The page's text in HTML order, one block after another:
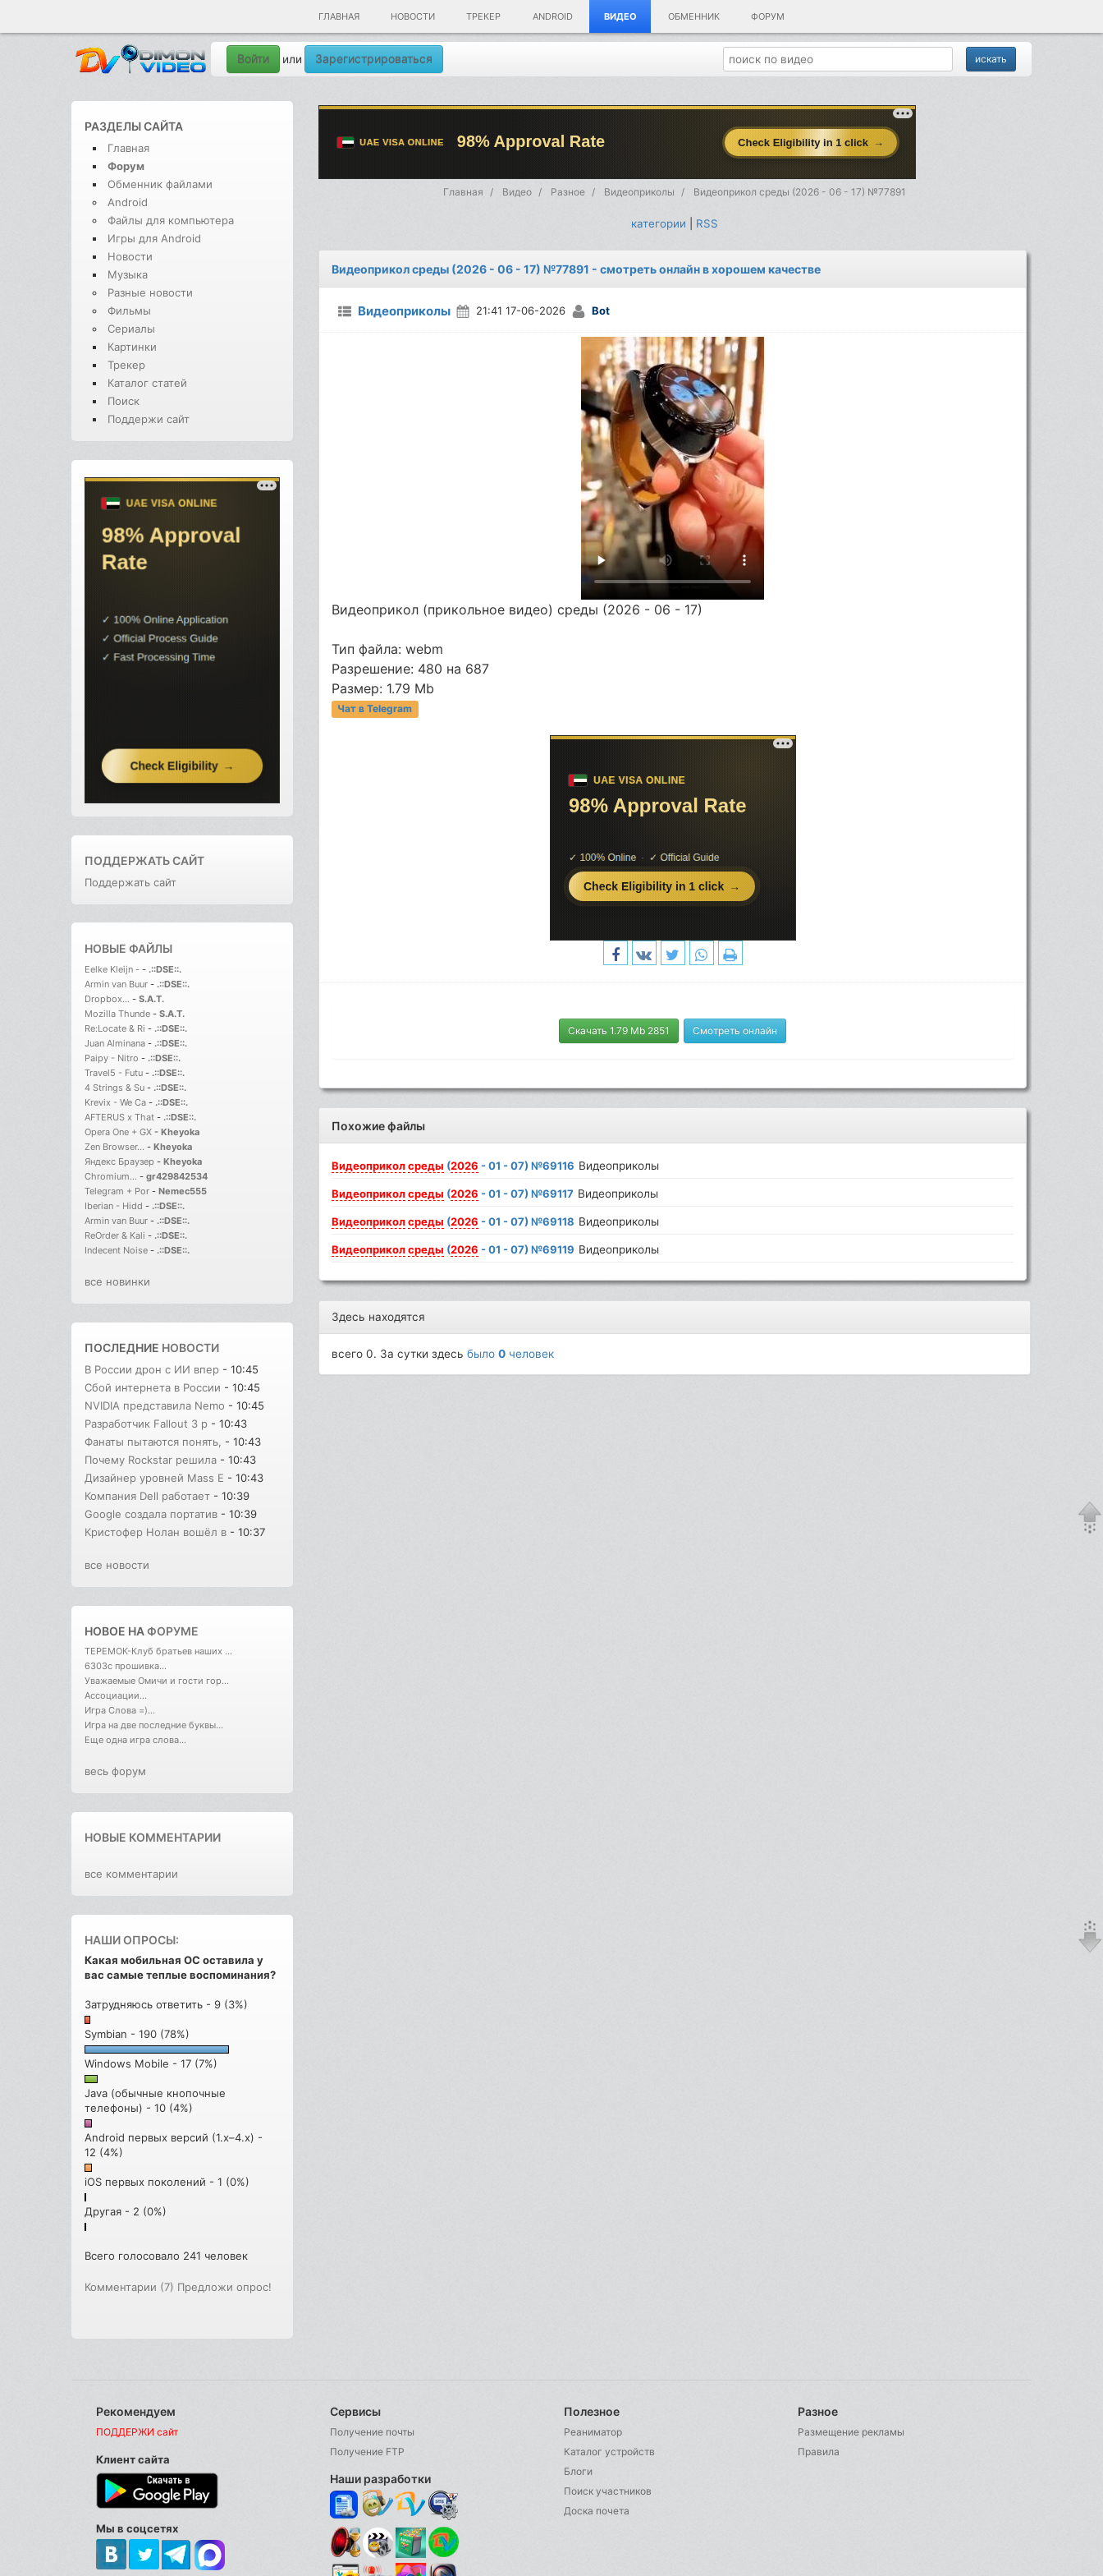
ГЛАВНАЯ НОВОСТИ ТРЕКЕР ANDROID ВИДЕО ОБМЕННИК ФОРУМ
Войти или Зарегистрироваться
РАЗДЕЛЫ САЙТА
Главная
Форум
Обменник файлами
Android
Файлы для компьютера
Игры для Android
Новости
Музыка
Разные новости
Фильмы
Сериалы
Картинки
Трекер
Каталог статей
Поиск
Поддержи сайт
ПОДДЕРЖАТЬ САЙТ
Поддержать сайт
НОВЫЕ ФАЙЛЫ
Eelke Kleijn - - .::DSE::.
Armin van Buur - .::DSE::.
Dropbox... - S.A.T.
Mozilla Thunde - S.A.T.
Re:Locate & Ri - .::DSE::.
Juan Alminana - .::DSE::.
Paipy - Nitro - .::DSE::.
Travel5 - Futu - .::DSE::.
4 Strings & Su - .::DSE::.
Krevix - We Ca - .::DSE::.
AFTERUS x That - .::DSE::.
Opera One + GX - Kheyoka
Zen Browser... - Kheyoka
Яндекс Браузер - Kheyoka
Chromium... - gr429842534
Telegram + Por - Nemec555
Iberian - Hidd - .::DSE::.
Armin van Buur - .::DSE::.
ReOrder & Kali - .::DSE::.
Indecent Noise - .::DSE::.
все новинки
ПОСЛЕДНИЕ НОВОСТИ
В России дрон с ИИ впер - 10:45
Сбой интернета в России - 10:45
NVIDIA представила Nemo - 10:45
Разработчик Fallout 3 р - 10:43
Фанаты пытаются понять, - 10:43
Почему Rockstar решила - 10:43
Дизайнер уровней Mass E - 10:43
Компания Dell работает - 10:39
Google создала портатив - 10:39
Кристофер Нолан вошёл в - 10:37
все новости
НОВОЕ НАФОРУМЕ
ТЕРЕМОК-Клуб братьев наших ...
6303с прошивка...
Уважаемые Омичи и гости гор...
Ассоциации...
Игра Слова =)...
Игра на две последние буквы...
Еще одна игра слова...
весь форум
НОВЫЕ КОММЕНТАРИИ
все комментарии
НАШИ ОПРОСЫ:
Какая мобильная ОС оставила у
вас самые теплые воспоминания?
Затрудняюсь ответить - 9 (3%)
Symbian - 190 (78%)
Windows Mobile - 17 (7%)
Java (обычные кнопочные
телефоны) - 10 (4%)
Android первых версий (1.x–4.x) -
12 (4%)
iOS первых поколений - 1 (0%)
Другая - 2 (0%)
Всего голосовало 241 человек
Комментарии (7) Предложи опрос!
Главная Видео Разное Видеоприколы Видеоприкол среды (2026 - 06 - 17) №77891
категории RSS
Видеоприкол среды (2026 - 06 - 17) №77891 - смотреть онлайн в хорошем качестве
Видеоприколы 21:41 17-06-2026 Bot
Видеоприкол (прикольное видео) среды (2026 - 06 - 17)
Тип файла: webm
Разрешение: 480 на 687
Размер: 1.79 Mb
Чат в Telegram
Скачать 1.79 Mb 2851 Смотреть онлайн
Похожие файлы
Видеоприколсреды (2026 - 01 - 07) №69116 Видеоприколы
Видеоприколсреды (2026 - 01 - 07) №69117 Видеоприколы
Видеоприколсреды (2026 - 01 - 07) №69118 Видеоприколы
Видеоприколсреды (2026 - 01 - 07) №69119 Видеоприколы
Здесь находятся
всего 0. За сутки здесьбыло0 человек
Рекомендуем
ПОДДЕРЖИ сайт
Клиент сайта
Мы в соцсетях
Сервисы
Получение почты
Получение FTP
Наши разработки
Полезное
Реаниматор
Каталог устройств
Блоги
Поиск участников
Доска почета
Разное
Размещение рекламы
Правила